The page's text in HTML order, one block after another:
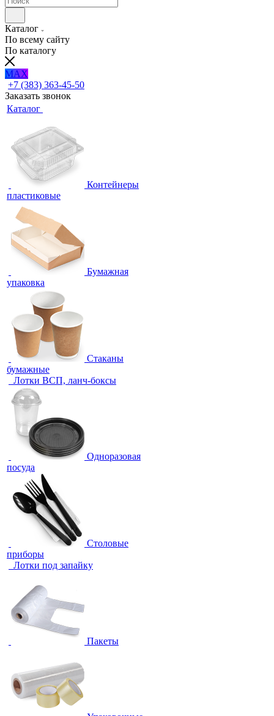
Каталог
По всему сайту
По каталогу
MAX
+7 (383) 363-45-50
Заказать звонок
Каталог
Контейнеры
пластиковые
Бумажная
упаковка
Стаканы
бумажные
Лотки ВСП, ланч-боксы
Одноразовая
посуда
Столовые
приборы
Лотки под запайку
Пакеты